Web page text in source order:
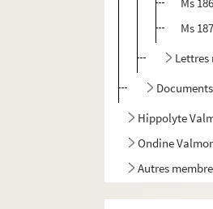
Ms
Lettres
Hippolyte
Ondine
Autres